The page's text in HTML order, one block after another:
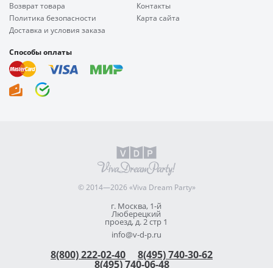
Возврат товара
Политика безопасности
Доставка и условия заказа
Контакты
Карта сайта
Способы оплаты
© 2014—2026 «Viva Dream Party»
г. Москва, 1-й
Люберецкий
проезд, д. 2 стр 1
info@v-d-p.ru
8(800) 222-02-40 8(495) 740-30-62
8(495) 740-06-48